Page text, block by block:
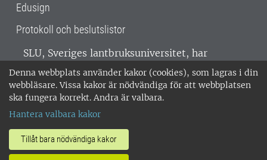
Denna webbplats använder kakor (cookies), som lagras i din
webbläsare. Vissa kakor är nödvändiga för att webbplatsen
ska fungera korrekt. Andra är valbara.
Hantera valbara kakor
Tillåt bara nödvändiga kakor
Edusign
Protokoll och beslutslistor
SLU, Sveriges lantbruksuniversitet, har
verksamhet över hela Sverige. Huvudorter är
Alnarp, Uppsala och Umeå.SLU är
miljöcertifierat enligt ISO 14001. •
018-67 10 00 • Org nr: 202100-2817 •
Om SLU:s webbplatser
•Hantera kakor•Behandling av